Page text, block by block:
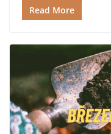
Read More